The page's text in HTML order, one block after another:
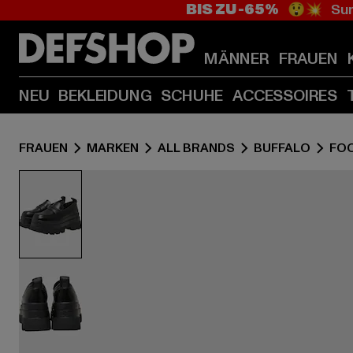
BIS ZU -65% 😲💥
MÄNNER FRAUEN
NEU BEKLEIDUNG SCHUHE ACCESSOIRES
FRAUEN MARKEN ALL BRANDS BUFFALO